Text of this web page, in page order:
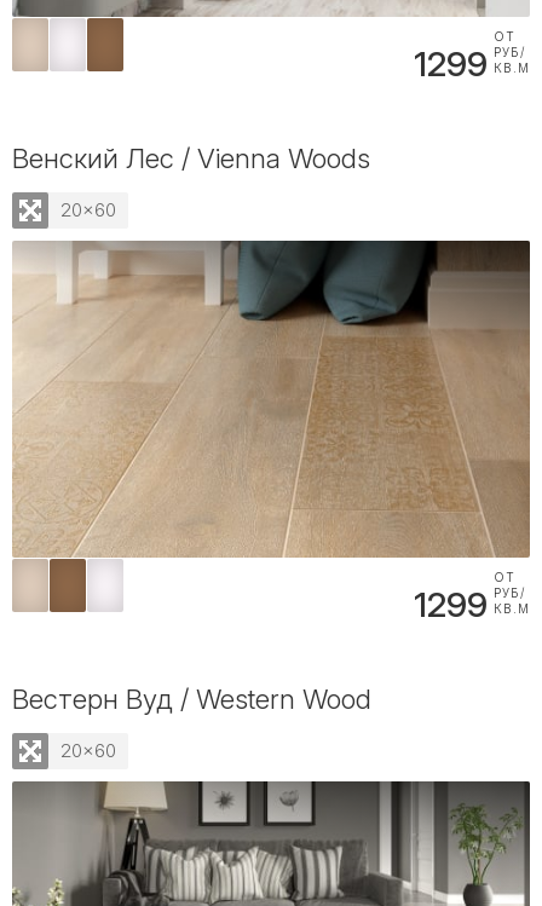
1299
ОТ
РУБ/
КВ.М
Венский Лес / Vienna Woods
20x60
1299
ОТ
РУБ/
КВ.М
Вестерн Вуд / Western Wood
20x60